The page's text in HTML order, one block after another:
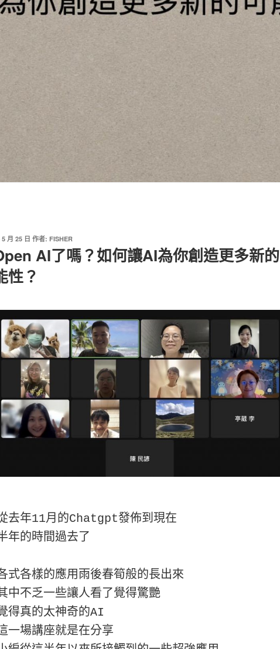
月 25 日 作者: FISHER
AI了嗎？如何讓AI為你創造更多新的
性？
去年11月的Chatgpt發佈到現在
年的時間過去了
式各樣的應用雨後春筍般的長出來
中不乏一些讓人看了覺得驚艷
得真的太神奇的AI
一場講座就是在分享